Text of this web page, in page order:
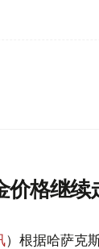
价格继续
）根据哈萨克